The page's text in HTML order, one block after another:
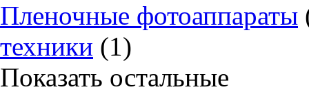
Пленочные фотоаппараты
техники (1)
Показать остальные